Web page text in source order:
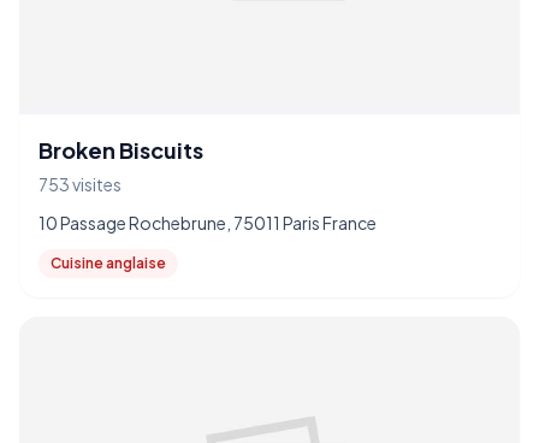
Broken Biscuits
753 visites
10 Passage Rochebrune, 75011 Paris France
Cuisine anglaise